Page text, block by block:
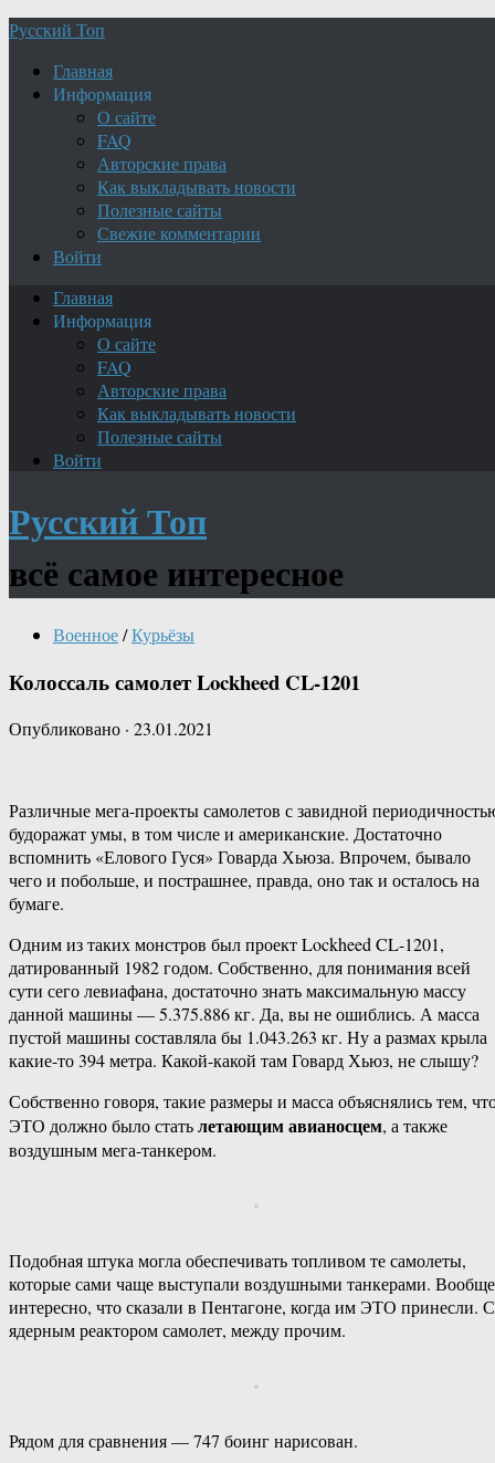
Русский Топ
Главная
Информация
О сайте
FAQ
Авторские права
Как выкладывать новости
Полезные сайты
Свежие комментарии
Войти
Главная
Информация
О сайте
FAQ
Авторские права
Как выкладывать новости
Полезные сайты
Войти
Русский Топ
всё самое интересное
Военное/Курьёзы
Колоссаль самолет Lockheed CL-1201
Опубликовано · 23.01.2021
Различные мега-проекты самолетов с завидной
будоражат умы, в том числе и американские. Достаточно
вспомнить «Елового Гуся» Говарда Хьюза. Впрочем, бывало
чего и побольше, и пострашнее, правда, оно так и осталось на
бумаге.
Одним из таких монстров был проект Lockheed CL-1201,
датированный 1982 годом. Собственно, для понимания всей
сути сего левиафана, достаточно знать максимальную массу
данной машины — 5.375.886 кг. Да, вы не ошиблись. А масса
пустой машины составляла бы 1.043.263 кг. Ну а размах крыла
какие-то 394 метра. Какой-какой там Говард Хьюз, не слышу?
Собственно говоря, такие размеры и масса объяснялись тем,
ЭТО должно было статьлетающим авианосцем, а также
воздушным мега-танкером.
Подобная штука могла обеспечивать топливом те самолеты,
которые сами чаще выступали воздушными танкерами. Вообще
интересно, что сказали в Пентагоне, когда им ЭТО принесли. С
ядерным реактором самолет, между прочим.
Рядом для сравнения — 747 боинг нарисован.